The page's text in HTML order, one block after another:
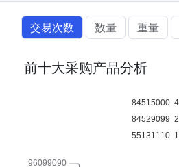
交易次数 数量 重量
前十大采购产品分析